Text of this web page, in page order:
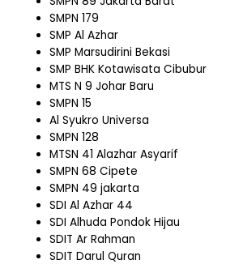
SMPN 179
SMP Al Azhar
SMP Marsudirini Bekasi
SMP BHK Kotawisata Cibubur
MTS N 9 Johar Baru
SMPN 15
Al Syukro Universa
SMPN 128
MTSN 41 Alazhar Asyarif
SMPN 68 Cipete
SMPN 49 jakarta
SDI Al Azhar 44
SDI Alhuda Pondok Hijau
SDIT Ar Rahman
SDIT Darul Quran